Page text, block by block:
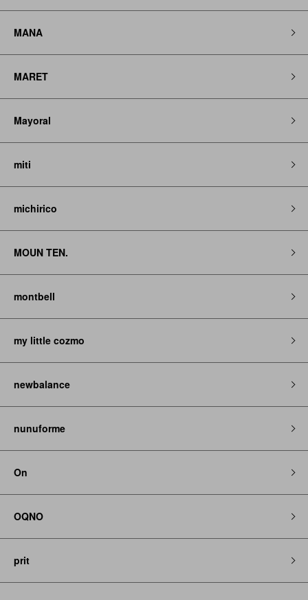
MANA
MARET
Mayoral
miti
michirico
MOUN TEN.
montbell
my little cozmo
newbalance
nunuforme
On
OQNO
prit